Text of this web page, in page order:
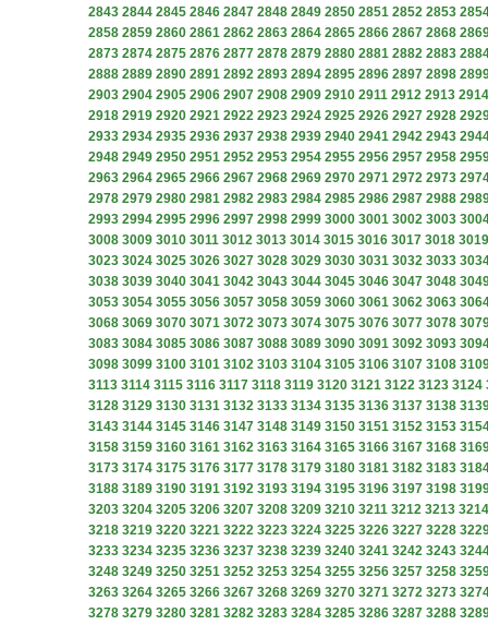
2843 2844 2845 2846 2847 2848 2849 2850 2851 2852 2853
2858 2859 2860 2861 2862 2863 2864 2865 2866 2867 2868
2873 2874 2875 2876 2877 2878 2879 2880 2881 2882 2883
2888 2889 2890 2891 2892 2893 2894 2895 2896 2897 2898
2903 2904 2905 2906 2907 2908 2909 2910 2911 2912 2913 2914
2918 2919 2920 2921 2922 2923 2924 2925 2926 2927 2928
2933 2934 2935 2936 2937 2938 2939 2940 2941 2942 2943
2948 2949 2950 2951 2952 2953 2954 2955 2956 2957 2958
2963 2964 2965 2966 2967 2968 2969 2970 2971 2972 2973
2978 2979 2980 2981 2982 2983 2984 2985 2986 2987 2988
2993 2994 2995 2996 2997 2998 2999 3000 3001 3002 3003
3008 3009 3010 3011 3012 3013 3014 3015 3016 3017 3018 3019
3023 3024 3025 3026 3027 3028 3029 3030 3031 3032 3033
3038 3039 3040 3041 3042 3043 3044 3045 3046 3047 3048
3053 3054 3055 3056 3057 3058 3059 3060 3061 3062 3063
3068 3069 3070 3071 3072 3073 3074 3075 3076 3077 3078
3083 3084 3085 3086 3087 3088 3089 3090 3091 3092 3093
3098 3099 3100 3101 3102 3103 3104 3105 3106 3107 3108
3113 3114 3115 3116 3117 3118 3119 3120 3121 3122 3123 3124
3128 3129 3130 3131 3132 3133 3134 3135 3136 3137 3138
3143 3144 3145 3146 3147 3148 3149 3150 3151 3152 3153
3158 3159 3160 3161 3162 3163 3164 3165 3166 3167 3168
3173 3174 3175 3176 3177 3178 3179 3180 3181 3182 3183
3188 3189 3190 3191 3192 3193 3194 3195 3196 3197 3198
3203 3204 3205 3206 3207 3208 3209 3210 3211 3212 3213 3214
3218 3219 3220 3221 3222 3223 3224 3225 3226 3227 3228
3233 3234 3235 3236 3237 3238 3239 3240 3241 3242 3243
3248 3249 3250 3251 3252 3253 3254 3255 3256 3257 3258
3263 3264 3265 3266 3267 3268 3269 3270 3271 3272 3273
3278 3279 3280 3281 3282 3283 3284 3285 3286 3287 3288